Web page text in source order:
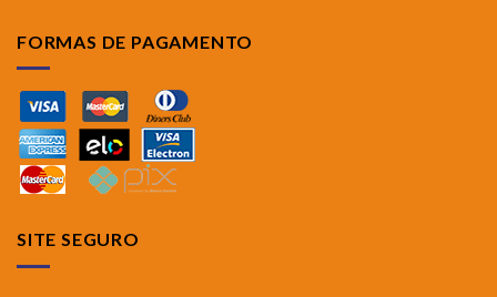
FORMAS DE PAGAMENTO
SITE SEGURO